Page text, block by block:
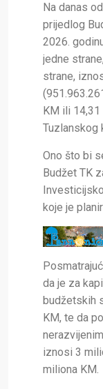
Na danas
prijedlog
2026.
jedne
strane,
KM ili 14,31
Tuzlanskog
Ono što bi
Budžet TK
koje je
da je za
budžetskih
KM, te da
iznosi 3
miliona KM.